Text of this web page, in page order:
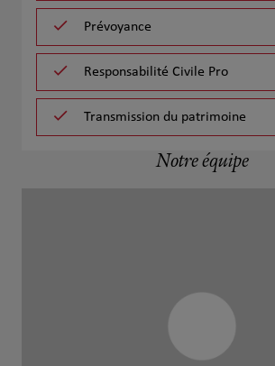
Prévoyance
Responsabilité Civile Pro
Transmission du patrimoine
Notre équipe